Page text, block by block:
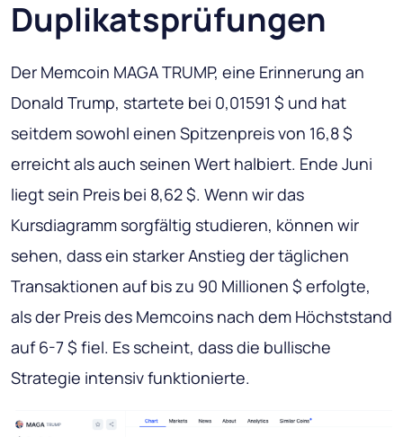
Duplikatsprüfungen
Der Memcoin MAGA TRUMP, eine Erinnerung an
Donald Trump, startete bei 0,01591 $ und hat
seitdem sowohl einen Spitzenpreis von 16,8 $
erreicht als auch seinen Wert halbiert. Ende Juni
liegt sein Preis bei 8,62 $. Wenn wir das
Kursdiagramm sorgfältig studieren, können wir
sehen, dass ein starker Anstieg der täglichen
Transaktionen auf bis zu 90 Millionen $ erfolgte,
als der Preis des Memcoins nach dem Höchststand
auf 6-7 $ fiel. Es scheint, dass die bullische
Strategie intensiv funktionierte.